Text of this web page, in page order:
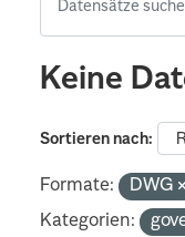
Keine
Sortieren nach
Formate: DWG
Kategorien: